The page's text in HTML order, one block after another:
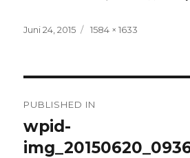
Posted
Juni 24, 2015
Full
1584 × 1633
pos
PUBLISHED IN
wpid-